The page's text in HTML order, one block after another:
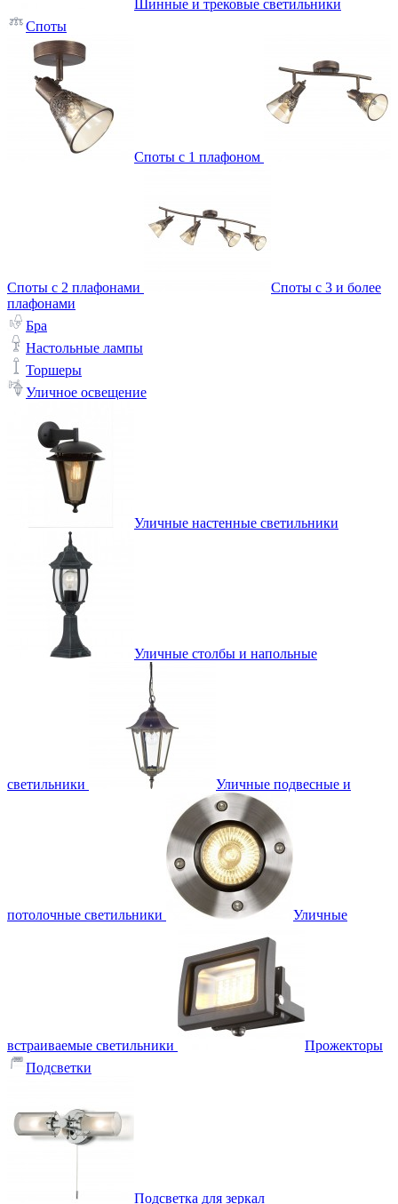
Шинные и трековые светильники
Споты
Споты с 1 плафоном
Споты с 2 плафонами
Споты с 3 и более
плафонами
Бра
Настольные лампы
Торшеры
Уличное освещение
Уличные настенные светильники
Уличные столбы и напольные
светильники Уличные подвесные и
потолочные светильники Уличные
встраиваемые светильники
Прожекторы
Подсветки
Подсветка для зеркал